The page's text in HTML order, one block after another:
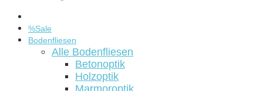
%Sale
Bodenfliesen
Alle Bodenfliesen
Betonoptik
Holzoptik
Marmoroptik